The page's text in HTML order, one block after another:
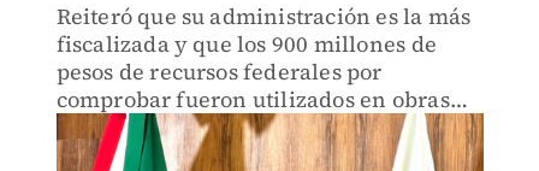
Reiteró que su administración es la más
fiscalizada y que los 900 millones de
pesos de recursos federales por
comprobar fueron utilizados en obras
que pueden consultar en el portal de la
alcaldía.